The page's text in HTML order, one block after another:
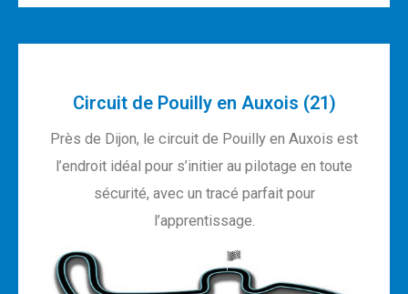
Circuit de Pouilly en Auxois (21)
Près de Dijon, le circuit de Pouilly en Auxois est
l’endroit idéal pour s’initier au pilotage en toute
sécurité, avec un tracé parfait pour
l’apprentissage.